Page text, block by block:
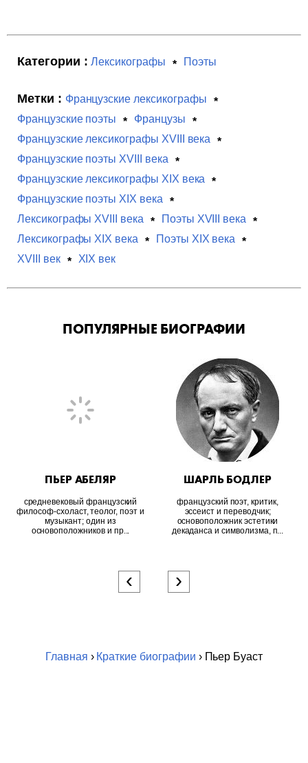
Категории : Лексикографы Поэты
Метки : Французские лексикографы
Французские поэты
Французы
Французские лексикографы XVIII века
Французские поэты XVIII века
Французские лексикографы XIX века
Французские поэты XIX века
Лексикографы XVIII века
Поэты XVIII века
Лексикографы XIX века
Поэты XIX века
XVIII век
XIX век
ПОПУЛЯРНЫЕ БИОГРАФИИ
ПЬЕР АБЕЛЯР
средневековый французский
философ-схоласт, теолог, поэт и
музыкант; один из
основоположников и пр...
ШАРЛЬ БОДЛЕР
французский поэт, критик,
эссеист и переводчик;
основоположник эстетики
декаданса и символизма, п...
‹ ›
Главная › Краткие биографии › Пьер Буаст